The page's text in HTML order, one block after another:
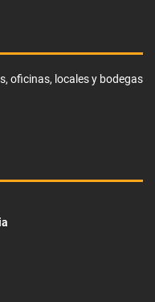
oficinas, locales y bodegas